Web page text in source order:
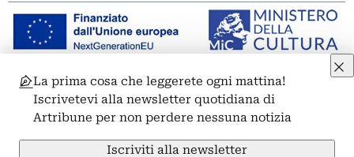
© 2011-2026 ARTRIBUNE srl – Corso Vittorio Emanuele II, 287 –
00186 Roma - P.I. 11381581005
Privacy: Responsabile della protezione dei dati personali
ARTRIBUNE srl – Corso Vittorio Emanuele II, 287 – 00186 Roma
La prima cosa che leggerete ogni mattina!
Iscrivetevi alla newsletter quotidiana di
Artribune per non perdere nessuna notizia
Iscriviti alla newsletter